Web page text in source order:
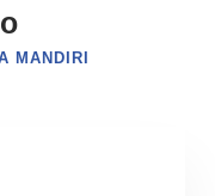
MANDIRI